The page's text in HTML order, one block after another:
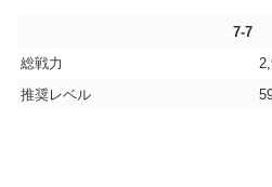
7-7
総戦力
推奨レベル